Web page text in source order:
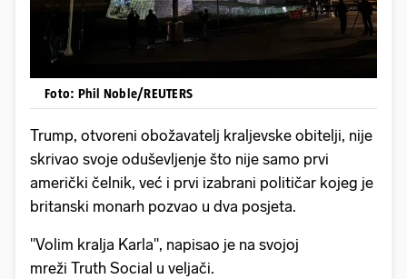
Foto: Phil Noble/REUTERS
Trump, otvoreni obožavatelj kraljevske obitelji, nije
skrivao svoje oduševljenje što nije samo prvi
američki čelnik, već i prvi izabrani političar kojeg je
britanski monarh pozvao u dva posjeta.
"Volim kralja Karla", napisao je na svojoj
mreži Truth Social u veljači.